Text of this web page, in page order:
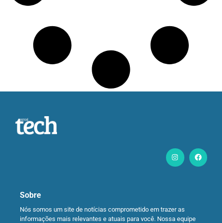
Sobre
Nós somos um site de notícias comprometido em trazer as
informações mais relevantes e atuais para você. Nossa equipe